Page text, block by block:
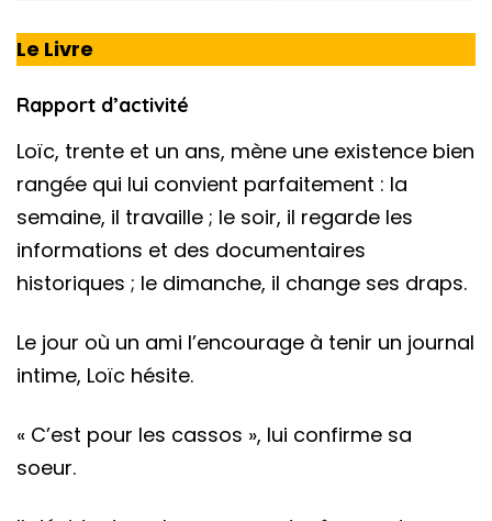
Le Livre
Rapport d’activité
Loïc, trente et un ans, mène une existence bien
rangée qui lui convient parfaitement : la
semaine, il travaille ; le soir, il regarde les
informations et des documentaires
historiques ; le dimanche, il change ses draps.
Le jour où un ami l’encourage à tenir un journal
intime, Loïc hésite.
« C’est pour les cassos », lui confirme sa
soeur.